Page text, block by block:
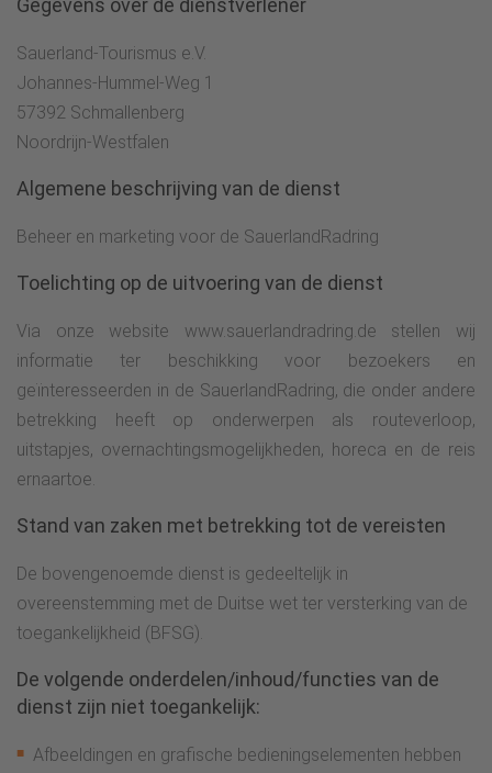
Gegevens over de dienstverlener
Sauerland-Tourismus e.V.
Johannes-Hummel-Weg 1
57392 Schmallenberg
Noordrijn-Westfalen
Algemene beschrijving van de dienst
Beheer en marketing voor de SauerlandRadring
Toelichting op de uitvoering van de dienst
Via onze website www.sauerlandradring.de stellen wij
informatie ter beschikking voor bezoekers en
geïnteresseerden in de SauerlandRadring, die onder andere
betrekking heeft op onderwerpen als routeverloop,
uitstapjes, overnachtingsmogelijkheden, horeca en de reis
ernaartoe.
Stand van zaken met betrekking tot de vereisten
De bovengenoemde dienst is gedeeltelijk in
overeenstemming met de Duitse wet ter versterking van de
toegankelijkheid (BFSG).
De volgende onderdelen/inhoud/functies van de
dienst zijn niet toegankelijk:
Afbeeldingen en grafische bedieningselementen hebben